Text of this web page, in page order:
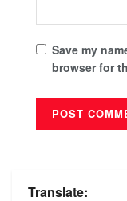
Save my
browser for
Translate: